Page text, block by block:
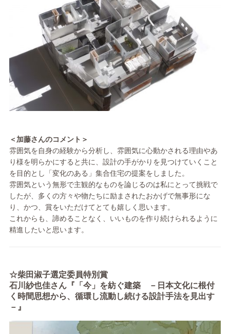
＜加藤さんのコメント＞
雰囲気を自身の経験から分析し、雰囲気に心動かされる理由やあ
り様を明らかにすると共に、設計の手がかりを見つけていくこと
を目的とし「変化のある」集合住宅の提案をしました。
雰囲気という無形で主観的なものを論じるのは私にとって挑戦で
したが、多くの方々や物たちに励まされたおかげで無事形にな
り、かつ、賞をいただけてとても嬉しく思います。
これからも、諦めることなく、いいものを作り続けられるように
精進したいと思います。
☆柴田淑子選定委員特別賞
石川紗也佳さん『「今」を紡ぐ建築 －日本文化に根付
く時間思想から、循環し流動し続ける設計手法を見出す
－』